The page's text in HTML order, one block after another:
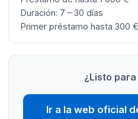
Duración: 7 – 30 días
Primer préstamo hasta 300
¿Listo
Ir a la web oficial